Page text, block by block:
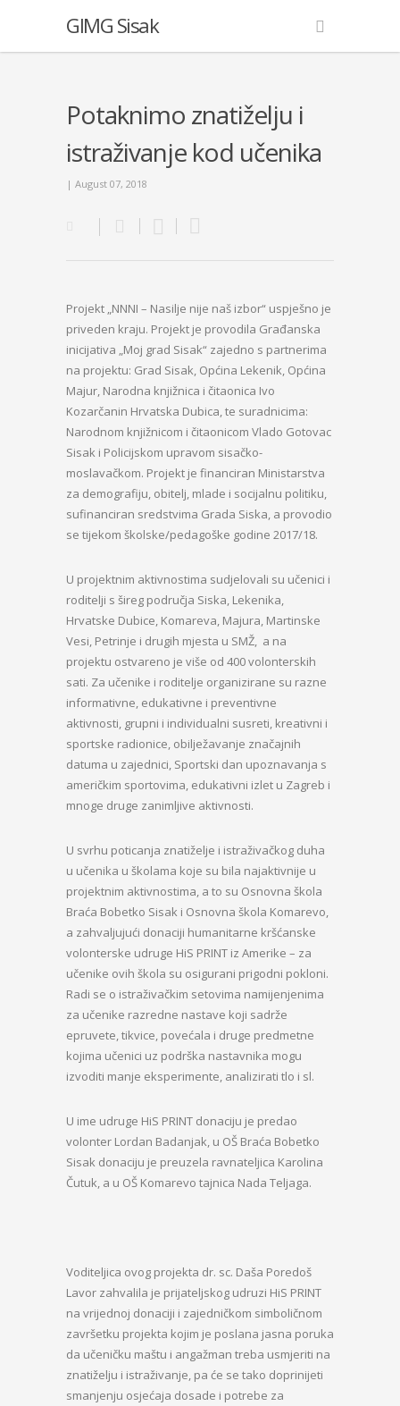
GIMG Sisak
Potaknimo znatiželju i
istraživanje kod učenika
| August 07, 2018
Projekt „NNNI – Nasilje nije naš izbor“ uspješno je
priveden kraju. Projekt je provodila Građanska
inicijativa „Moj grad Sisak“ zajedno s partnerima
na projektu: Grad Sisak, Općina Lekenik, Općina
Majur, Narodna knjižnica i čitaonica Ivo
Kozarčanin Hrvatska Dubica, te suradnicima:
Narodnom knjižnicom i čitaonicom Vlado Gotovac
Sisak i Policijskom upravom sisačko-
moslavačkom. Projekt je financiran Ministarstva
za demografiju, obitelj, mlade i socijalnu politiku,
sufinanciran sredstvima Grada Siska, a provodio
se tijekom školske/pedagoške godine 2017/18.
U projektnim aktivnostima sudjelovali su učenici i
roditelji s šireg područja Siska, Lekenika,
Hrvatske Dubice, Komareva, Majura, Martinske
Vesi, Petrinje i drugih mjesta u SMŽ, a na
projektu ostvareno je više od 400 volonterskih
sati. Za učenike i roditelje organizirane su razne
informativne, edukativne i preventivne
aktivnosti, grupni i individualni susreti, kreativni i
sportske radionice, obilježavanje značajnih
datuma u zajednici, Sportski dan upoznavanja s
američkim sportovima, edukativni izlet u Zagreb i
mnoge druge zanimljive aktivnosti.
U svrhu poticanja znatiželje i istraživačkog duha
u učenika u školama koje su bila najaktivnije u
projektnim aktivnostima, a to su Osnovna škola
Braća Bobetko Sisak i Osnovna škola Komarevo,
a zahvaljujući donaciji humanitarne kršćanske
volonterske udruge HiS PRINT iz Amerike – za
učenike ovih škola su osigurani prigodni pokloni.
Radi se o istraživačkim setovima namijenjenima
za učenike razredne nastave koji sadrže
epruvete, tikvice, povećala i druge predmetne
kojima učenici uz podrška nastavnika mogu
izvoditi manje eksperimente, analizirati tlo i sl.
U ime udruge HiS PRINT donaciju je predao
volonter Lordan Badanjak, u OŠ Braća Bobetko
Sisak donaciju je preuzela ravnateljica Karolina
Čutuk, a u OŠ Komarevo tajnica Nada Teljaga.
Voditeljica ovog projekta dr. sc. Daša Poredoš
Lavor zahvalila je prijateljskog udruzi HiS PRINT
na vrijednoj donaciji i zajedničkom simboličnom
završetku projekta kojim je poslana jasna poruka
da učeničku maštu i angažman treba usmjeriti na
znatiželju i istraživanje, pa će se tako doprinijeti
smanjenju osjećaja dosade i potrebe za